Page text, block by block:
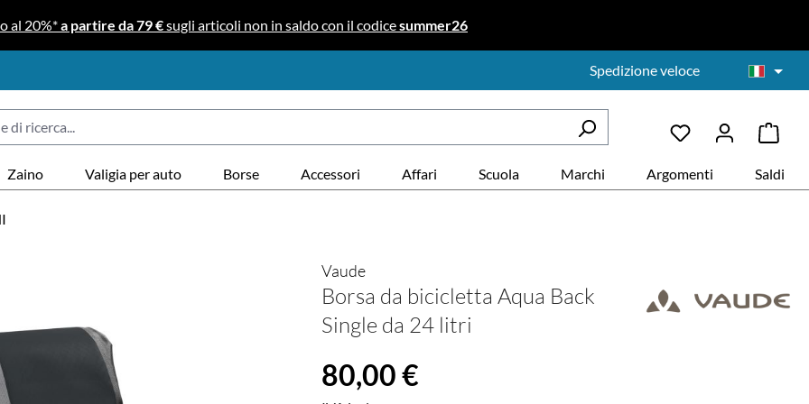
al 20%*a partire da 79 €sugli articoli non in saldo con il codicesummer26
Spedizione veloce
Zaino Valigia per auto Borse Accessori Affari Scuola Marchi Argomenti Saldi
Vaude
Borsa da bicicletta Aqua Back
Single da 24 litri
Prezzo normale:
80,00 €